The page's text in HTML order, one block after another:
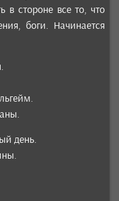
в стороне все то, что
боги. Начинается
день.